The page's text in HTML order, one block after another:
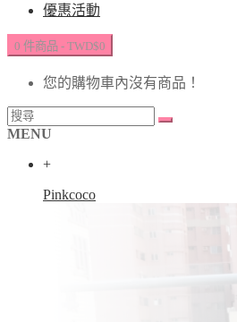
優惠活動
0 件商品 - TWD$0
您的購物車內沒有商品！
MENU
+
Pinkcoco